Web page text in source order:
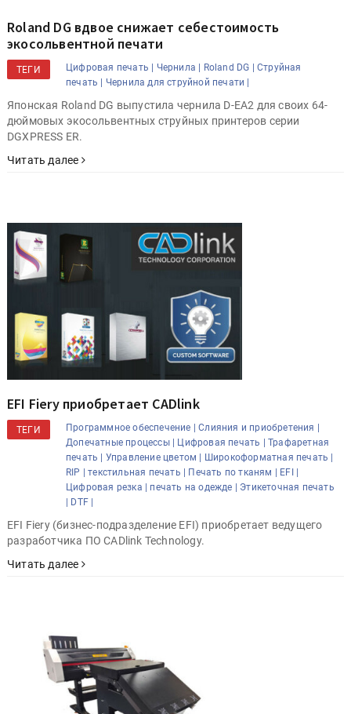
Roland DG вдвое снижает себестоимость
экосольвентной печати
ТЕГИ Цифровая печать | Чернила | Roland DG |
Струйная
печать |
Чернила для струйной печати |
Японская Roland DG выпустила чернила D-EA2 для своих 64-
дюймовых экосольвентных струйных принтеров серии
DGXPRESS ER.
Читать далее
EFI Fiery приобретает CADlink
ТЕГИ Программное обеспечение | Слияния и приобретения |
Допечатные процессы | Цифровая печать | Трафаретная
печать | Управление цветом | Широкоформатная печать |
RIP | текстильная печать | Печать по тканям | EFI |
Цифровая резка | печать на одежде | Этикеточная печать
| DTF |
EFI Fiery (бизнес-подразделение EFI) приобретает ведущего
разработчика ПО CADlink Technology.
Читать далее